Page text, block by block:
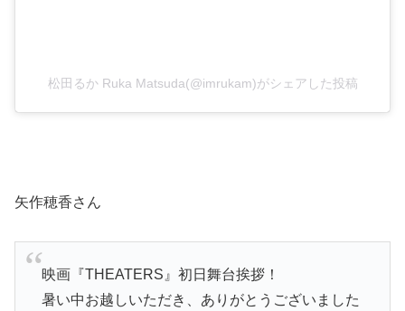
松田るか Ruka Matsuda(@imrukam)がシェアした投稿
矢作穂香さん
映画『THEATERS』初日舞台挨拶！
暑い中お越しいただき、ありがとうございました